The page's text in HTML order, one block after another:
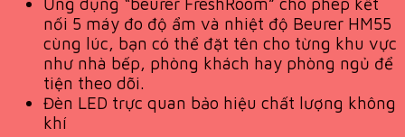
nối 5 máy đo độ ẩm và nhiệt độ Beurer HM55
cùng lúc, bạn có thể đặt tên cho từng khu vực
như nhà bếp, phòng khách hay phòng ngủ để
tiện theo dõi.
Đèn LED trực quan bảo hiệu chất lượng không
khí